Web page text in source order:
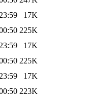
17K
225K
17K
225K
17K
223K